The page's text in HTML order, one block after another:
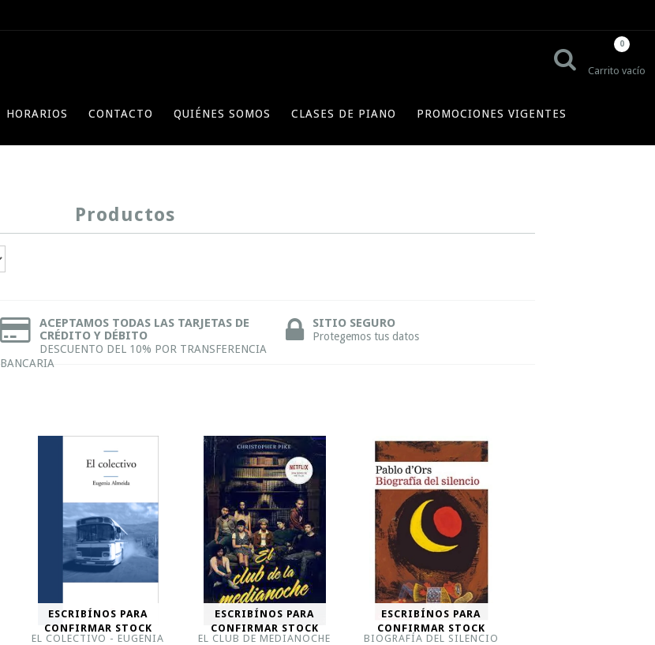
Carrito vacío
0
HORARIOS CONTACTO QUIÉNES SOMOS CLASES DE PIANO PROMOCIONES VIGENTES
Productos
ACEPTAMOS TODAS LAS TARJETAS DE
CRÉDITO Y DÉBITO
DESCUENTO DEL 10% POR TRANSFERENCIA
BANCARIA
SITIO SEGURO
Protegemos tus datos
ESCRIBÍNOS PARA
CONFIRMAR STOCK
EL COLECTIVO - EUGENIA
ESCRIBÍNOS PARA
CONFIRMAR STOCK
EL CLUB DE MEDIANOCHE
ESCRIBÍNOS PARA
CONFIRMAR STOCK
BIOGRAFÍA DEL SILENCIO